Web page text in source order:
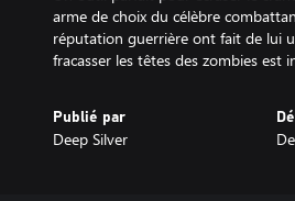
arme de choix du célèbre
réputation guerrière ont fait de lui
fracasser les têtes des zombies est
Publié par
Deep Silver